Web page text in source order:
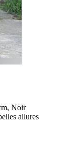
Noir
allures